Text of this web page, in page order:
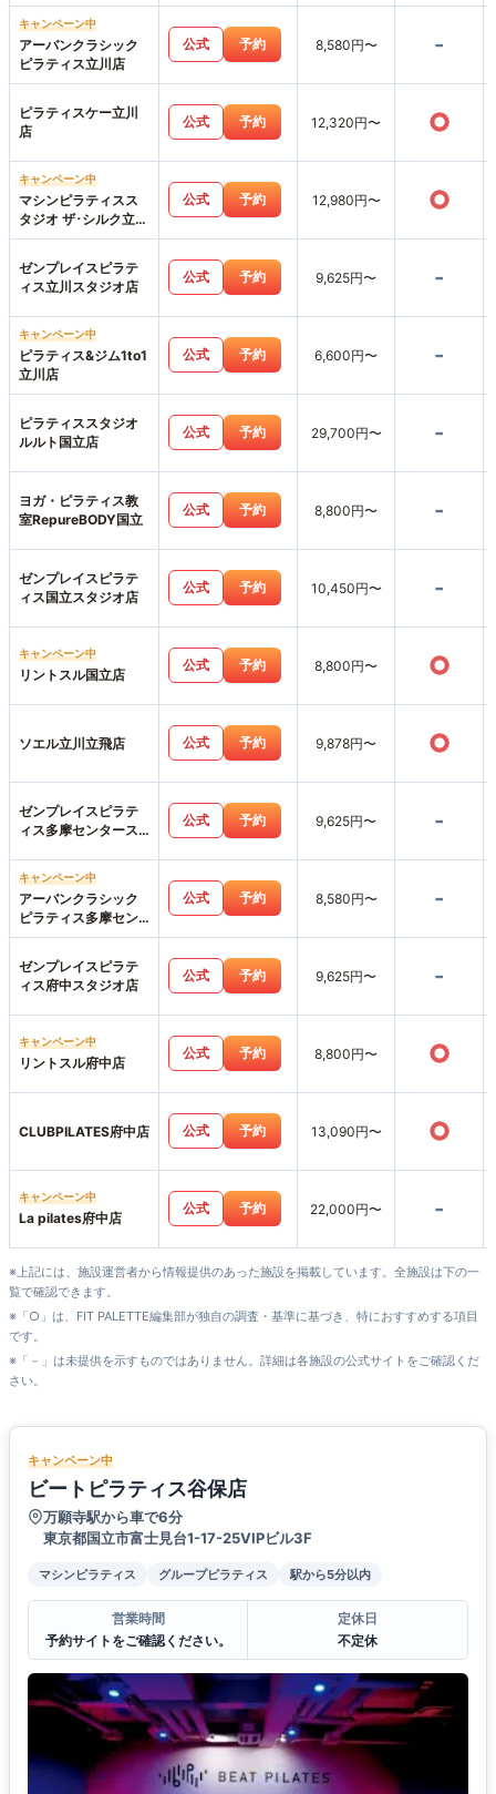
キャンペーン中
アーバンクラシック
ピラティス立川店
公式 予約 8,580円〜 -
ピラティスケー立川
店
公式 予約 12,320円〜 ○
キャンペーン中
マシンピラティスス
タジオ ザ･シルク立川
店
公式 予約 12,980円〜 ○
ゼンプレイスピラテ
ィス立川スタジオ店
公式 予約 9,625円〜 -
キャンペーン中
ピラティス&ジム1to1
立川店
公式 予約 6,600円〜 -
ピラティススタジオ
ルルト国立店
公式 予約 29,700円〜 -
ヨガ・ピラティス教
室RepureBODY国立
公式 予約 8,800円〜 -
ゼンプレイスピラテ
ィス国立スタジオ店
公式 予約 10,450円〜 -
キャンペーン中
リントスル国立店
公式 予約 8,800円〜 ○
ソエル立川立飛店 公式 予約 9,878円〜 ○
ゼンプレイスピラテ
ィス多摩センタース
公式 予約 9,625円〜 -
キャンペーン中
アーバンクラシック
ピラティス多摩セン
ター店
公式 予約 8,580円〜 -
ゼンプレイスピラテ
ィス府中スタジオ店
公式 予約 9,625円〜 -
キャンペーン中
リントスル府中店
公式 予約 8,800円〜 ○
CLUBPILATES府中店 公式 予約 13,090円〜 ○
キャンペーン中
La pilates府中店
公式 予約 22,000円〜 -
※上記には、施設運営者から情報提供のあった施設を掲載しています。全施設は下の一
覧で確認できます。
※「○」は、FIT PALETTE編集部が独自の調査・基準に基づき、特におすすめする項目
です。
※「－」は未提供を示すものではありません。詳細は各施設の公式サイトをご確認くだ
さい。
キャンペーン中
ビートピラティス谷保店
万願寺駅から車で6分
東京都国立市富士見台1-17-25VIPビル3F
マシンピラティス グループピラティス 駅から5分以内
営業時間
予約サイトをご確認ください。
定休日
不定休